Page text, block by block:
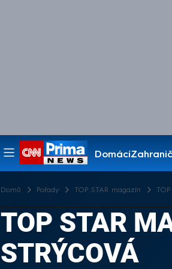
Domácí
Pořady
Domů Pořady TOP STAR magazín
TOP STAR
STRÝCOVÁ